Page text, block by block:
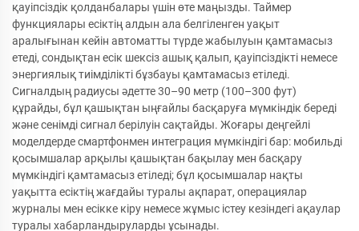
қауіпсіздік қолданбалары үшін өте маңызды. Таймер
функциялары есіктің алдын ала белгіленген уақыт
аралығынан кейін автоматты түрде жабылуын қамтамасыз
етеді, сондықтан есік шексіз ашық қалып, қауіпсіздікті немесе
энергиялық тиімділікті бұзбауы қамтамасыз етіледі.
Сигналдың радиусы әдетте 30–90 метр (100–300 фут)
құрайды, бұл қашықтан ыңғайлы басқаруға мүмкіндік береді
және сенімді сигнал берілуін сақтайды. Жоғары деңгейлі
моделдерде смартфонмен интеграция мүмкіндігі бар: мобильді
қосымшалар арқылы қашықтан бақылау мен басқару
мүмкіндігі қамтамасыз етіледі; бұл қосымшалар нақты
уақытта есіктің жағдайы туралы ақпарат, операциялар
журналы мен есікке кіру немесе жұмыс істеу кезіндегі ақаулар
туралы хабарландыруларды ұсынады.